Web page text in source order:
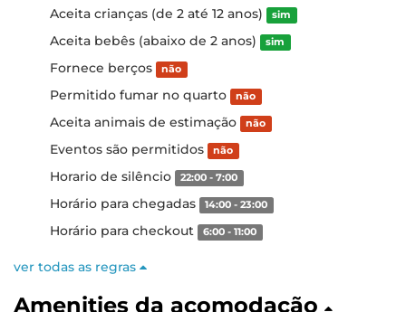
Aceita crianças (de 2 até 12 anos) sim
Aceita bebês (abaixo de 2 anos) sim
Fornece berços não
Permitido fumar no quarto não
Aceita animais de estimação não
Eventos são permitidos não
Horario de silêncio 22:00 - 7:00
Horário para chegadas 14:00 - 23:00
Horário para checkout 6:00 - 11:00
ver todas as regras
Amenities da acomodação